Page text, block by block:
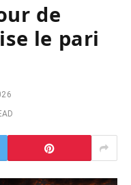
de
le pari